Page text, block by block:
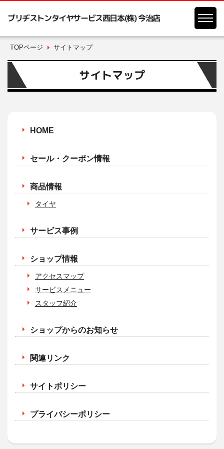
ブリヂストンタイヤサービス西日本(株) 今治店
TOPページ サイトマップ
サイトマップ
HOME
セール・クーポン情報
商品情報
タイヤ
サービス事例
ショップ情報
アクセスマップ
サービスメニュー
スタッフ紹介
ショップからのお知らせ
関連リンク
サイトポリシー
プライバシーポリシー